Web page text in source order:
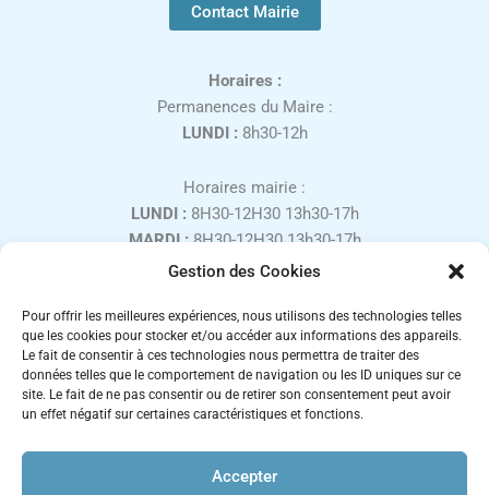
Gestion des Cookies
Pour offrir les meilleures expériences, nous utilisons des technologies telles
que les cookies pour stocker et/ou accéder aux informations des appareils.
Le fait de consentir à ces technologies nous permettra de traiter des
données telles que le comportement de navigation ou les ID uniques sur ce
site. Le fait de ne pas consentir ou de retirer son consentement peut avoir
un effet négatif sur certaines caractéristiques et fonctions.
Accepter
Contact Mairie
Horaires :
Permanences du Maire :
LUNDI : 8h30-12h
Horaires mairie :
LUNDI : 8H30-12H30 13h30-17h
MARDI :8H30-12H30 13h30-17h
MERCREDI :8H30-12H30
VENDREDI :8H30-12H30 13h30-16h
SAMEDI :9H00-12H00, uniquement sur rendez-vous
Fermé les week-ends et jours fériés.